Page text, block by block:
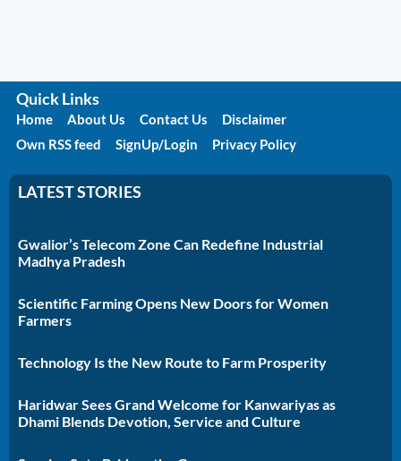
Quick Links
Home About Us Contact Us
Disclaimer
Own RSS feed
SignUp/Login Privacy Policy
LATEST STORIES
Gwalior’s Telecom Zone Can Redefine Industrial
Madhya Pradesh
Scientific Farming Opens New Doors for Women
Farmers
Technology Is the New Route to Farm Prosperity
Haridwar Sees Grand Welcome for Kanwariyas as
Dhami Blends Devotion, Service and Culture